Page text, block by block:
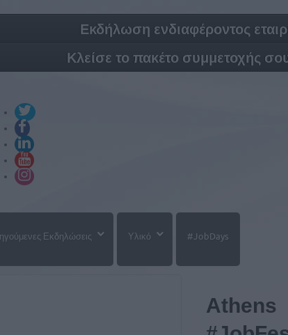
Εκδήλωση ενδιαφέροντος
Κλείσε το πακέτο συμμετοχής
Εκδηλώσεις Υλικό #JobDays
Athens